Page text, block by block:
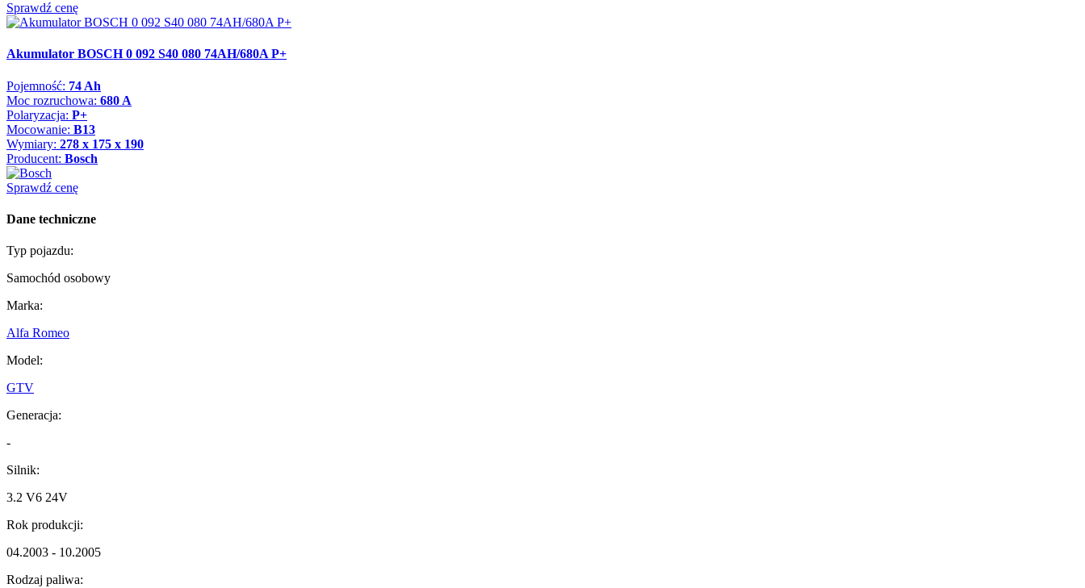
Sprawdź cenę
Akumulator BOSCH 0 092 S40 080 74AH/680A P+
Pojemność: 74 Ah
Moc rozruchowa: 680 A
Polaryzacja: P+
Mocowanie: B13
Wymiary: 278 x 175 x 190
Producent: Bosch
Sprawdź cenę
Dane techniczne
Typ pojazdu:
Samochód osobowy
Marka:
Alfa Romeo
Model:
GTV
Generacja:
-
Silnik:
3.2 V6 24V
Rok produkcji:
04.2003 - 10.2005
Rodzaj paliwa: